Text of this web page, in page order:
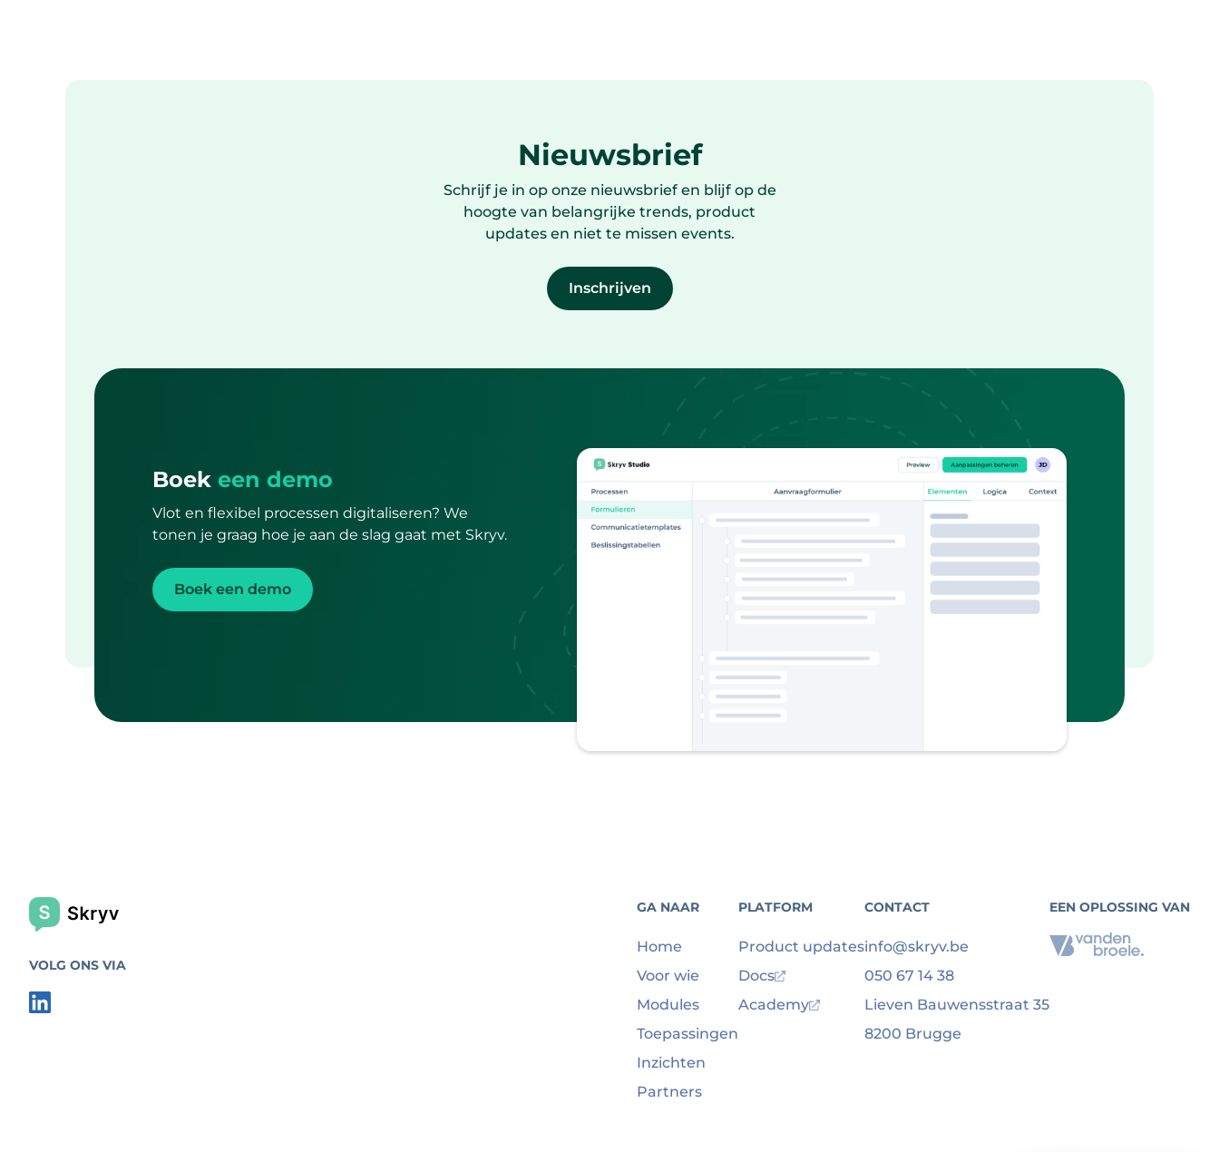
Nieuwsbrief
Schrijf je in op onze nieuwsbrief en blijf op de
hoogte van belangrijke trends, product
updates en niet te missen events.
Inschrijven
Boek een demo
Vlot en flexibel processen digitaliseren? We
tonen je graag hoe je aan de slag gaat met Skryv.
Boek een demo
VOLG ONS VIA
GA NAAR
Home
Voor wie
Modules
Toepassingen
Inzichten
Partners
PLATFORM
Product updates
Docs
Academy
CONTACT
info@skryv.be
050 67 14 38
Lieven Bauwensstraat 35
8200 Brugge
EEN OPLOSSING VAN